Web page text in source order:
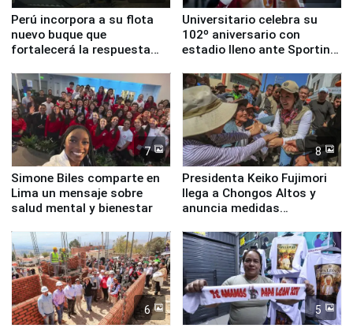
Perú incorpora a su flota
nuevo buque que
fortalecerá la respuesta
Universitario celebra su
102º aniversario con
estadio lleno ante Sporting
7
Simone Biles comparte en
Lima un mensaje sobre
salud mental y bienestar
8
Presidenta Keiko Fujimori
llega a Chongos Altos y
anuncia medidas
educación, salud y empleo
6 5